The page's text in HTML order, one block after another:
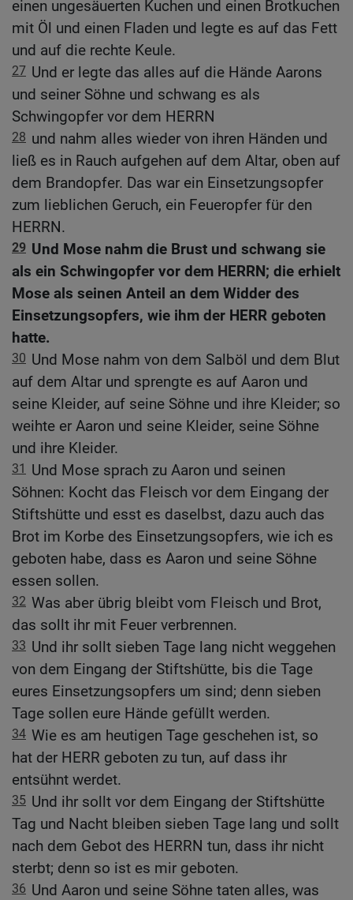
einen ungesäuerten Kuchen und einen Brotkuchen
mit Öl und einen Fladen und legte es auf das Fett
und auf die rechte Keule.
27 Und er legte das alles auf die Hände Aarons
und seiner Söhne und schwang es als
Schwingopfer vor dem HERRN
28 und nahm alles wieder von ihren Händen und
ließ es in Rauch aufgehen auf dem Altar, oben auf
dem Brandopfer. Das war ein Einsetzungsopfer
zum lieblichen Geruch, ein Feueropfer für den
HERRN.
29 Und Mose nahm die Brust und schwang sie
als ein Schwingopfer vor dem HERRN; die erhielt
Mose als seinen Anteil an dem Widder des
Einsetzungsopfers, wie ihm der HERR geboten
hatte.
30 Und Mose nahm von dem Salböl und dem Blut
auf dem Altar und sprengte es auf Aaron und
seine Kleider, auf seine Söhne und ihre Kleider; so
weihte er Aaron und seine Kleider, seine Söhne
und ihre Kleider.
31
Und Mose sprach zu Aaron und seinen
Söhnen: Kocht das Fleisch vor dem Eingang der
Stiftshütte und esst es daselbst, dazu auch das
Brot im Korbe des Einsetzungsopfers, wie ich es
geboten habe, dass es Aaron und seine Söhne
essen sollen.
32 Was aber übrig bleibt vom Fleisch und Brot,
das sollt ihr mit Feuer verbrennen.
33 Und ihr sollt sieben Tage lang nicht weggehen
von dem Eingang der Stiftshütte, bis die Tage
eures Einsetzungsopfers um sind; denn sieben
Tage sollen eure Hände gefüllt werden.
34 Wie es am heutigen Tage geschehen ist, so
hat der HERR geboten zu tun, auf dass ihr
entsühnt werdet.
35 Und ihr sollt vor dem Eingang der Stiftshütte
Tag und Nacht bleiben sieben Tage lang und sollt
nach dem Gebot des HERRN tun, dass ihr nicht
sterbt; denn so ist es mir geboten.
36 Und Aaron und seine Söhne taten alles, was